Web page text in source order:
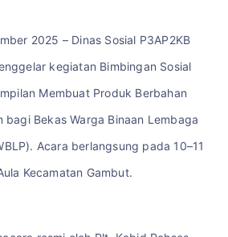
2025 – Dinas Sosial P3AP2KB
kegiatan Bimbingan Sosial
Membuat Produk Berbahan
bagi Bekas Warga Binaan Lembaga
Acara berlangsung pada 10–11
Kecamatan Gambut.